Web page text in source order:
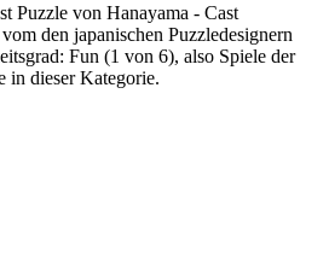
Puzzle von Hanayama - Cast
den japanischen Puzzledesignern
Fun (1 von 6), also Spiele der
in dieser Kategorie.